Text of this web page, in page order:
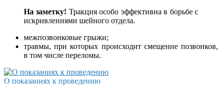
На заметку! Тракция особо эффективна в борьбе с
искривлениями шейного отдела.
межпозвонковые грыжи;
травмы, при которых происходит смещение позвонков,
в том числе переломы.
О показаниях к проведению